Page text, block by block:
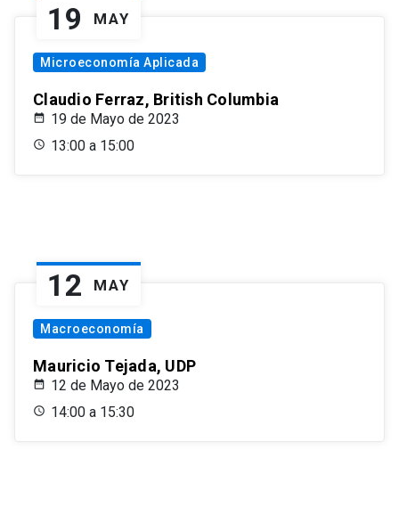
19 MAY
Microeconomía Aplicada
Claudio Ferraz, British Columbia
19 de Mayo de 2023
13:00 a 15:00
12 MAY
Macroeconomía
Mauricio Tejada, UDP
12 de Mayo de 2023
14:00 a 15:30